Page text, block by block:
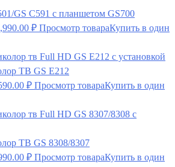
GS C591 с планшетом GS700
₽ Просмотр товараКупить в один
ТВ GS E212
₽ Просмотр товараКупить в один
ТВ GS 8308/8307
₽ Просмотр товараКупить в один